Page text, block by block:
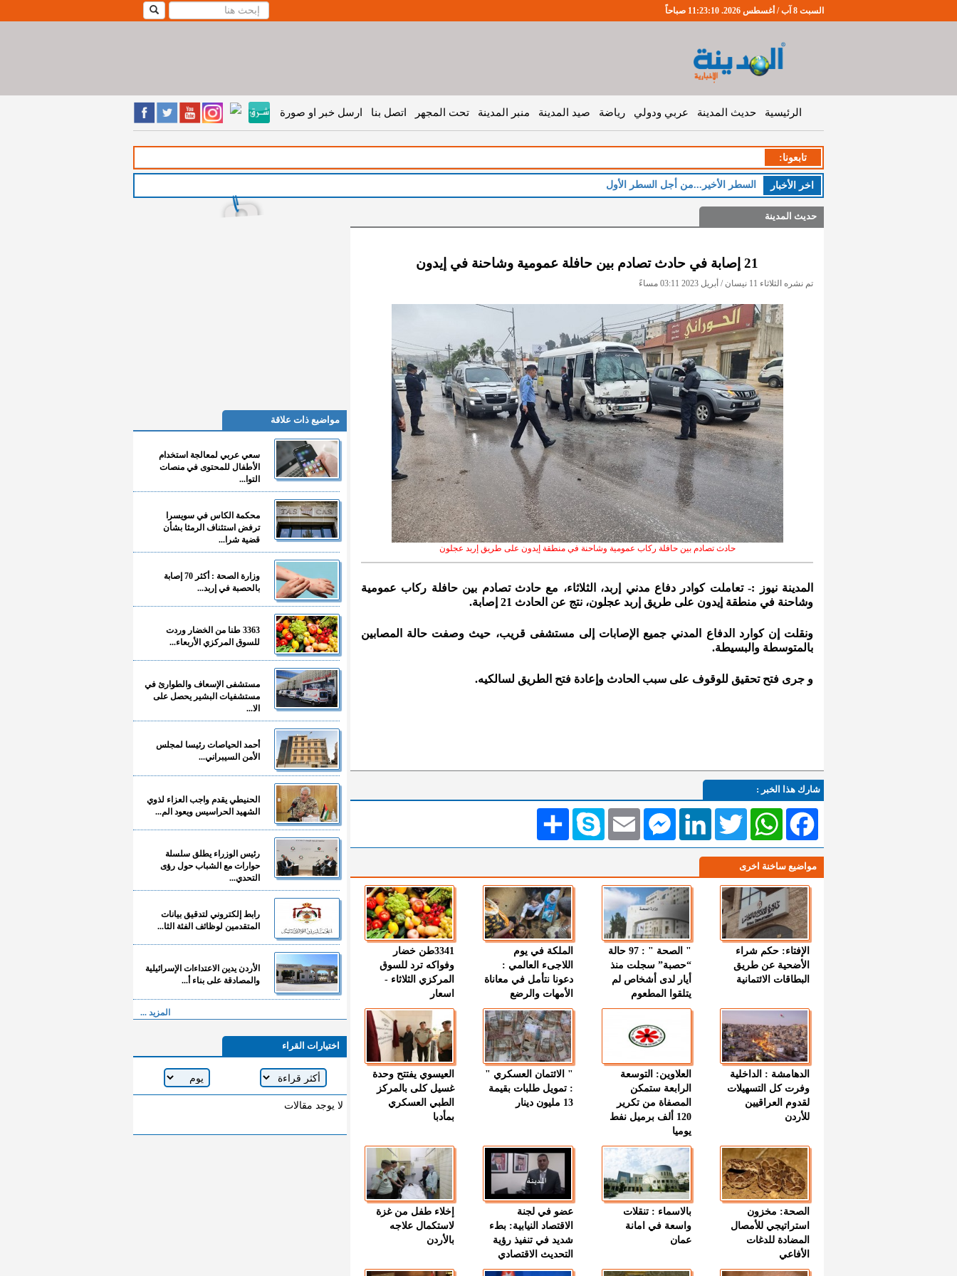
السبت 8 آب / أغسطس 2026. 11:23:10 صباحاً
الرئيسية حديث المدينة عربي ودولي رياضة صيد المدينة منبر المدينة تحت المجهر اتصل بنا ارسل خبر او صورة
تابعونا:
اخر اﻷخبار الخميس
حديث المدينة
21 إصابة في حادث تصادم بين حافلة عمومية وشاحنة في إيدون
تم نشره الثلاثاء 11 نيسان / أبريل 2023 03:11 مساءً
حادث تصادم بين حافلة ركاب عمومية وشاحنة في منطقة إيدون على طريق إربد عجلون
المدينة نيوز :- تعاملت كوادر دفاع مدني إربد، الثلاثاء، مع حادث تصادم بين حافلة ركاب عمومية
وشاحنة في منطقة إيدون على طريق إربد عجلون، نتج عن الحادث 21 إصابة.
ونقلت إن كوارد الدفاع المدني جميع الإصابات إلى مستشفى قريب، حيث وصفت حالة المصابين
بالمتوسطة والبسيطة.
و جرى فتح تحقيق للوقوف على سبب الحادث وإعادة فتح الطريق لسالكيه.
شارك هذا الخبر :
انشر Skype EmailMessengerLinkedIn TwitterWhatsAppFacebook
مواضيع ساخنة اخرى
الإفتاء: حكم شراء
الأضحية عن طريق
البطاقات الائتمانية
" الصحة " : 97 حالة
“حصبة” سجلت منذ
أيار لدى أشخاص لم
يتلقوا المطعوم
الملكة في يوم
اللاجىء العالمي :
دعونا نتأمل في معاناة
الأمهات والرضع
3341طن خضار
وفواكه ترد للسوق
المركزي الثلاثاء -
اسعار
الدهامشة : الداخلية
وفرت كل التسهيلات
لقدوم العراقيين
للأردن
العلاوين: التوسعة
الرابعة ستمكن
المصفاة من تكرير
120 ألف برميل نفط
يوميا
" الائتمان العسكري "
: تمويل طلبات بقيمة
13 مليون دينار
العيسوي يفتتح وحدة
غسيل كلى بالمركز
الطبي العسكري
بمأدبا
الصحة: مخزون
استراتيجي للأمصال
المضادة للدغات
الأفاعي
بالاسماء : تنقلات
واسعة في امانة
عمان
عضو في لجنة
الاقتصاد النيابية: بطء
شديد في تنفيذ رؤية
التحديث الاقتصادي
إخلاء طفل من غزة
لاستكمال علاجه
بالأردن
مواضيع ذات علاقة
سعي عربي لمعالجة استخدام
الأطفال للمحتوى في منصات
التوا...
محكمة الكاس في سويسرا
ترفض استئناف الرمثا بشأن
قضية شرا...
وزارة الصحة : أكثر 70 إصابة
بالحصبة في إربد...
3363 طنا من الخضار وردت
للسوق المركزي الأربعاء...
مستشفى الإسعاف والطوارئ في
مستشفيات البشير يحصل على
الا...
أحمد الحياصات رئيسا لمجلس
الأمن السيبراني...
الحنيطي يقدم واجب العزاء لذوي
الشهيد الحراسيس ويعود الم...
رئيس الوزراء يطلق سلسلة
حوارات مع الشباب حول رؤى
التحدي...
رابط إلكتروني لتدقيق بيانات
المتقدمين لوظائف الفئة الثا...
الأردن يدين الاعتداءات الإسرائيلية
والمصادقة على بناء أ...
المزيد ...
اختيارات القراء
لا يوجد مقالات